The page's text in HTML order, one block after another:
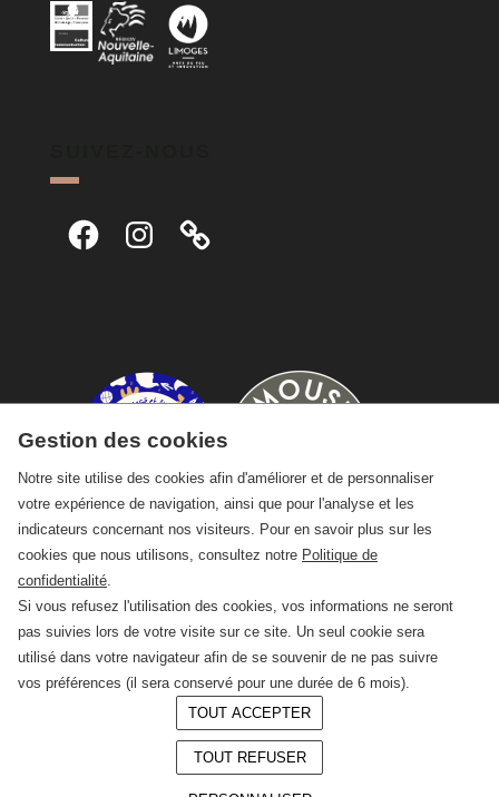
FacebookInstagram
© 2026 —CRAFT Limoges
Gestion des cookies
Notre site utilise des cookies afin d'améliorer et de personnaliser
votre expérience de navigation, ainsi que pour l'analyse et les
indicateurs concernant nos visiteurs. Pour en savoir plus sur les
cookies que nous utilisons, consultez notre Politique de
confidentialité
Si vous refusez l'utilisation des cookies, vos informations ne seront
pas suivies lors de votre visite sur ce site. Un seul cookie sera
utilisé dans votre navigateur afin de se souvenir de ne pas suivre
vos préférences (il sera conservé pour une durée de 6 mois).
TOUT ACCEPTER
TOUT REFUSER